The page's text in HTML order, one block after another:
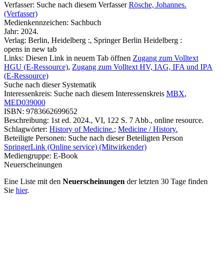
Verfasser: Suche nach diesem Verfasser Rösche, Johannes.
(Verfasser)
Medienkennzeichen: Sachbuch
Jahr: 2024.
Verlag: Berlin, Heidelberg :, Springer Berlin Heidelberg :
opens in new tab
Links: Diesen Link in neuem Tab öffnen Zugang zum Volltext
HGU (E-Ressource), Zugang zum Volltext HV, IAG, IFA und IPA
(E-Ressource)
Suche nach dieser Systematik
Interessenkreis: Suche nach diesem Interessenskreis MBX,
MED039000
ISBN: 9783662699652
Beschreibung: 1st ed. 2024., VI, 122 S. 7 Abb., online resource.
Schlagwörter: History of Medicine.; Medicine / History.
Beteiligte Personen: Suche nach dieser Beteiligten Person
SpringerLink (Online service) (Mitwirkender)
Mediengruppe: E-Book
Neuerscheinungen
Eine Liste mit den Neuerscheinungen der letzten 30 Tage finden
Sie hier.